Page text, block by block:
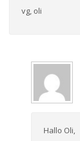
vg, oli
Hallo Oli,